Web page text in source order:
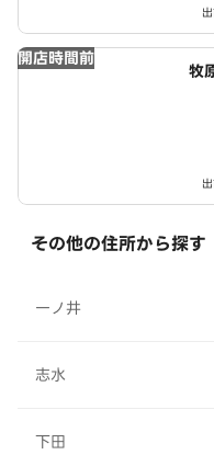
開店時間前
牧
その他の住所から探す
一ノ井
志水
下田